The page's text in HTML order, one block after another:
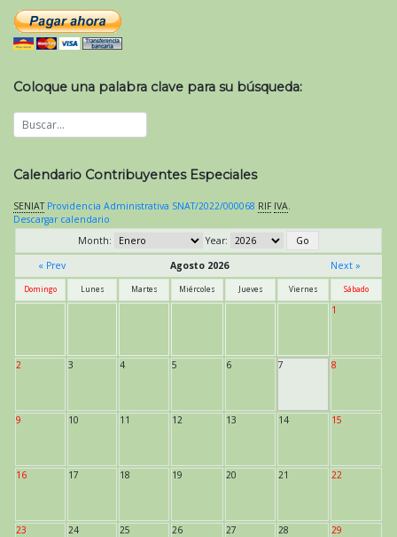
Coloque una palabra clave para su búsqueda:
Calendario Contribuyentes Especiales
SENIAT Providencia Administrativa SNAT/2022/000068 RIF IVA
Descargar calendario
Month:
Year:
« Prev
Agosto 2026 Next »
Domingo Lunes Martes Miércoles Jueves Viernes Sábado
1
2 3 4 5 6 7 8
9 10 11 12 13 14 15
16 17 18 19 20 21 22
23 24 25 26 27 28 29